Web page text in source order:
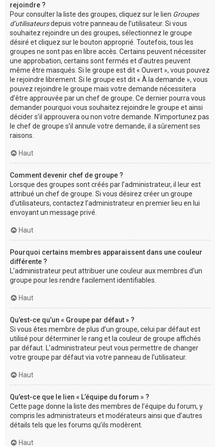
rejoindre ?
Pour consulter la liste des groupes, cliquez sur le lien Groupes
d’utilisateursdepuis votre panneau de l’utilisateur. Si vous
souhaitez rejoindre un des groupes, sélectionnez le groupe
désiré et cliquez sur le bouton approprié. Toutefois, tous les
groupes ne sont pas en libre accès. Certains peuvent nécessiter
une approbation, certains sont fermés et d’autres peuvent
même être masqués. Si le groupe est dit « Ouvert », vous pouvez
le rejoindre librement. Si le groupe est dit « À la demande », vous
pouvez rejoindre le groupe mais votre demande nécessitera
d’être approuvée par un chef de groupe. Ce dernier pourra vous
demander pourquoi vous souhaitez rejoindre le groupe et ainsi
décider s’il approuvera ou non votre demande. N’importunez pas
le chef de groupe s’il annule votre demande, il a sûrement ses
raisons.
Haut
Comment devenir chef de groupe ?
Lorsque des groupes sont créés par l’administrateur, il leur est
attribué un chef de groupe. Si vous désirez créer un groupe
d’utilisateurs, contactez l’administrateur en premier lieu en lui
envoyant un message privé.
Haut
Pourquoi certains membres apparaissent dans une couleur
différente ?
L’administrateur peut attribuer une couleur aux membres d’un
groupe pour les rendre facilement identifiables.
Haut
Qu’est-ce qu’un « Groupe par défaut » ?
Si vous êtes membre de plus d’un groupe, celui par défaut est
utilisé pour déterminer le rang et la couleur de groupe affichés
par défaut. L’administrateur peut vous permettre de changer
votre groupe par défaut via votre panneau de l’utilisateur.
Haut
Qu’est-ce que le lien « L’équipe du forum » ?
Cette page donne la liste des membres de l’équipe du forum, y
compris les administrateurs et modérateurs ainsi que d’autres
détails tels que les forums qu’ils modèrent.
Haut